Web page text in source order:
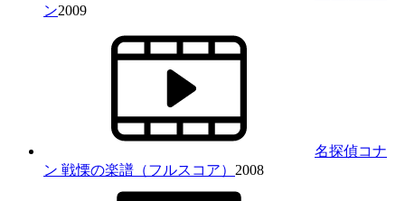
ン2009
名探偵コナ
ン 戦慄の楽譜（フルスコア） 2008